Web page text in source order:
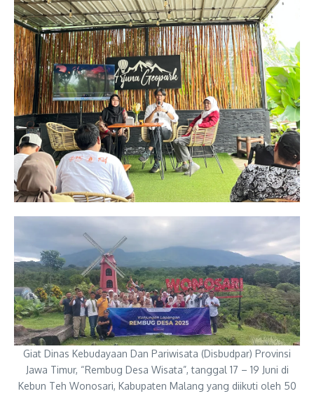
Giat Dinas Kebudayaan Dan Pariwisata (Disbudpar) Provinsi
Jawa Timur, “Rembug Desa Wisata”, tanggal 17 – 19 Juni di
Kebun Teh Wonosari, Kabupaten Malang yang diikuti oleh 50